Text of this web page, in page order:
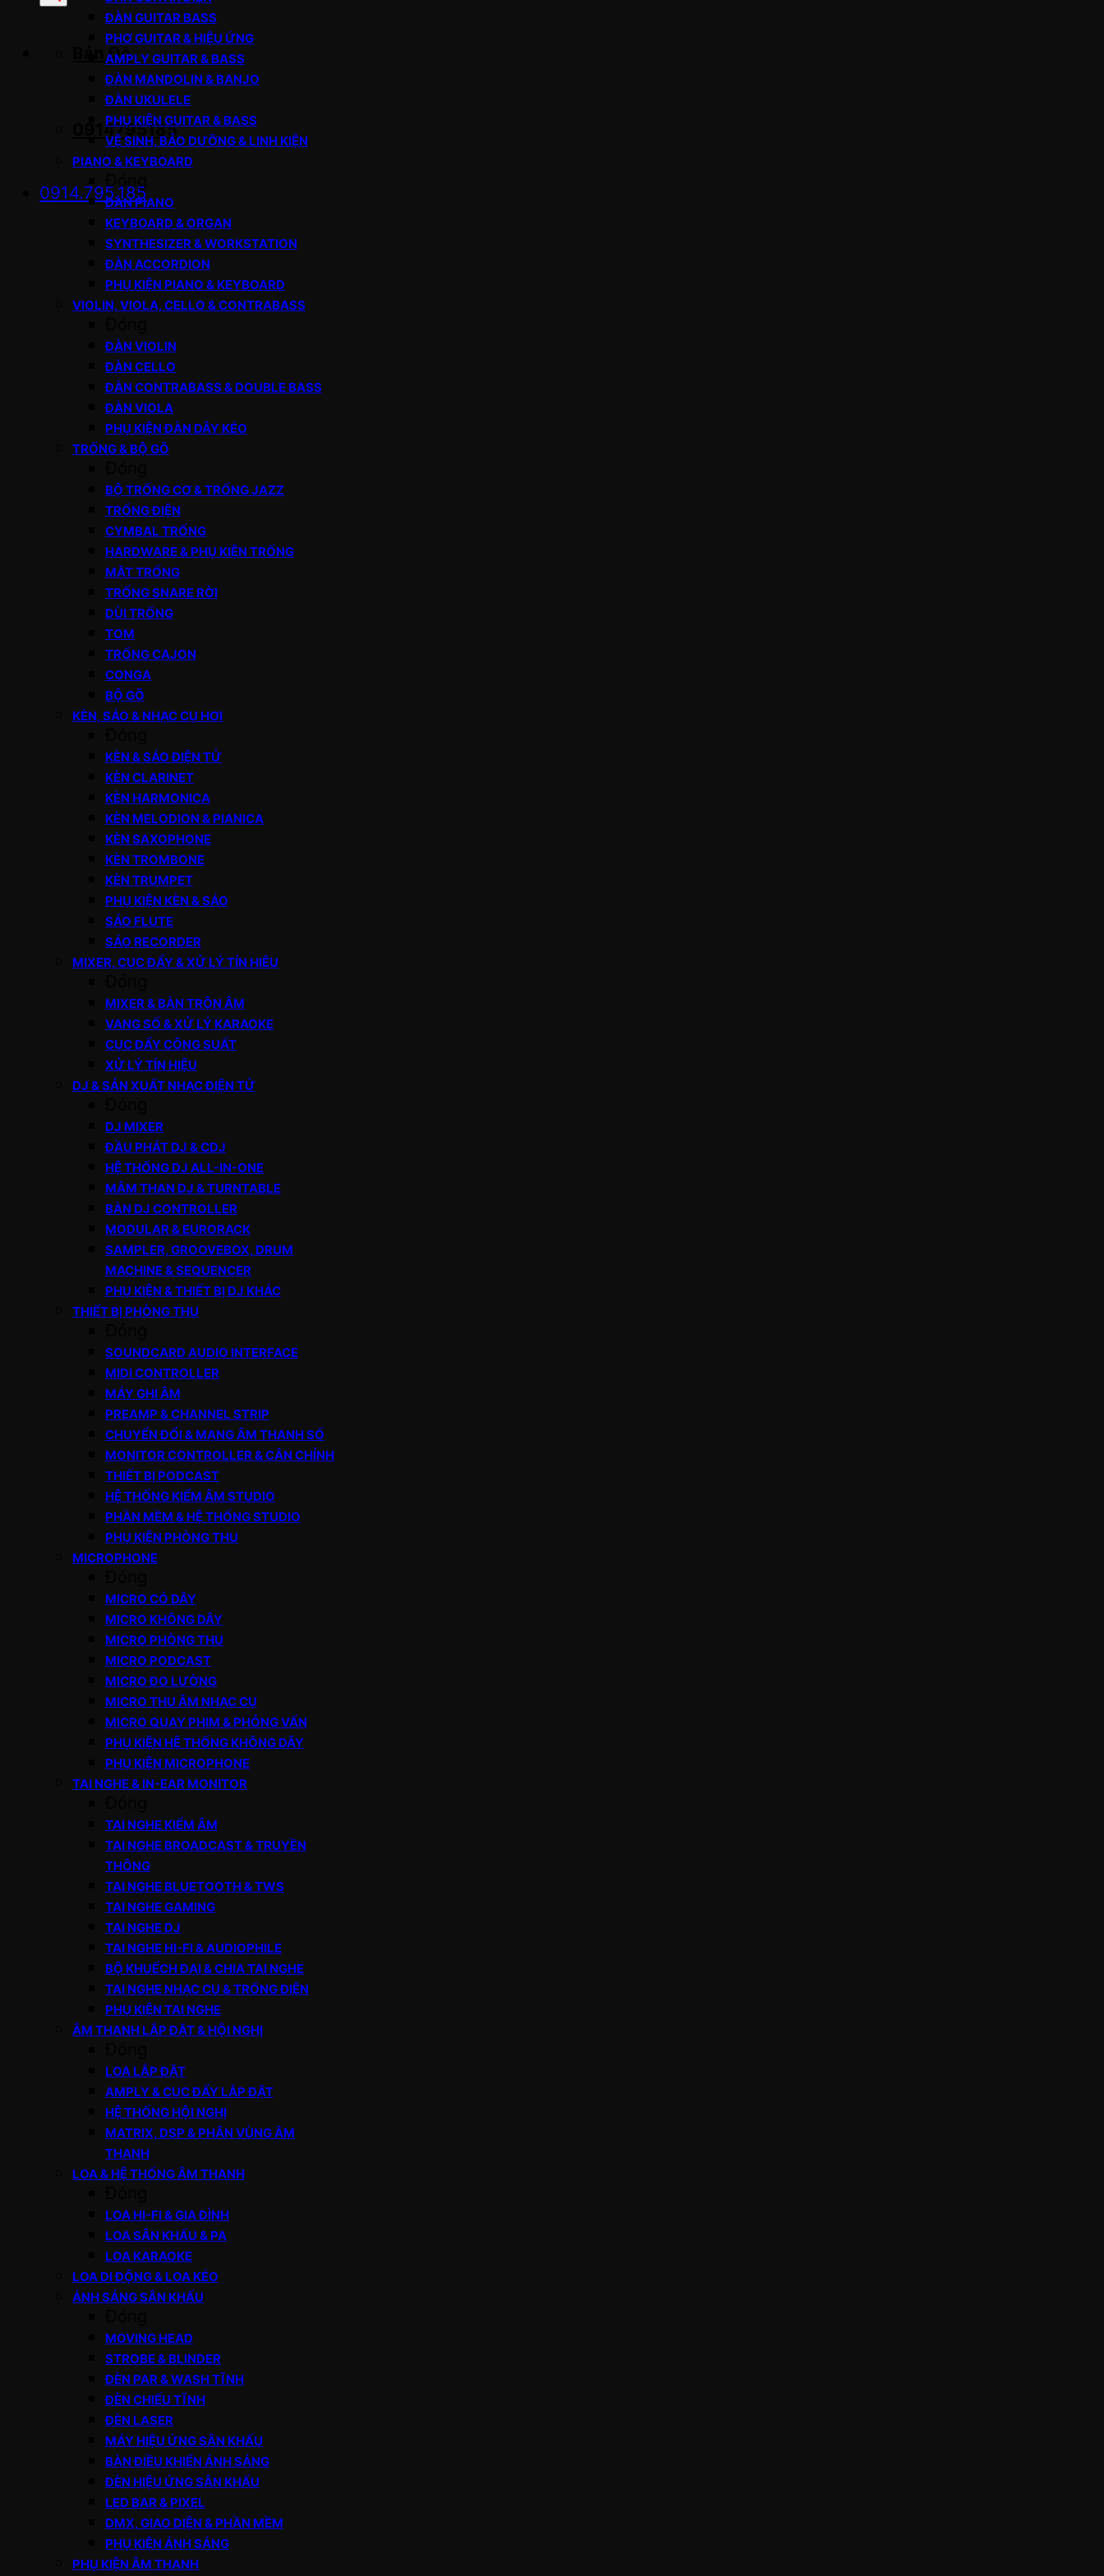
Bản Đồ
0914795185
0914.795.185
ĐÀN GUITAR BASS
PHƠ GUITAR & HIỆU ỨNG
AMPLY GUITAR & BASS
ĐÀN MANDOLIN & BANJO
ĐÀN UKULELE
PHỤ KIỆN GUITAR & BASS
VỆ SINH, BẢO DƯỠNG & LINH KIỆN
PIANO & KEYBOARD
ĐÀN PIANO
KEYBOARD & ORGAN
SYNTHESIZER & WORKSTATION
ĐÀN ACCORDION
PHỤ KIỆN PIANO & KEYBOARD
VIOLIN, VIOLA, CELLO & CONTRABASS
ĐÀN VIOLIN
ĐÀN CELLO
ĐÀN CONTRABASS & DOUBLE BASS
ĐÀN VIOLA
PHỤ KIỆN ĐÀN DÂY KÉO
TRỐNG & BỘ GÕ
BỘ TRỐNG CƠ & TRỐNG JAZZ
TRỐNG ĐIỆN
CYMBAL TRỐNG
HARDWARE & PHỤ KIỆN TRỐNG
MẶT TRỐNG
TRỐNG SNARE RỜI
DÙI TRỐNG
TOM
TRỐNG CAJON
CONGA
BỘ GÕ
KÈN, SÁO & NHẠC CỤ HƠI
KÈN & SÁO ĐIỆN TỬ
KÈN CLARINET
KÈN HARMONICA
KÈN MELODION & PIANICA
KÈN SAXOPHONE
KÈN TROMBONE
KÈN TRUMPET
PHỤ KIỆN KÈN & SÁO
SÁO FLUTE
SÁO RECORDER
MIXER, CỤC ĐẨY & XỬ LÝ TÍN HIỆU
MIXER & BÀN TRỘN ÂM
VANG SỐ & XỬ LÝ KARAOKE
CỤC ĐẨY CÔNG SUẤT
XỬ LÝ TÍN HIỆU
DJ & SẢN XUẤT NHẠC ĐIỆN TỬ
DJ MIXER
ĐẦU PHÁT DJ & CDJ
HỆ THỐNG DJ ALL-IN-ONE
MÂM THAN DJ & TURNTABLE
BÀN DJ CONTROLLER
MODULAR & EURORACK
SAMPLER, GROOVEBOX, DRUM
MACHINE & SEQUENCER
PHỤ KIỆN & THIẾT BỊ DJ KHÁC
THIẾT BỊ PHÒNG THU
SOUNDCARD AUDIO INTERFACE
MIDI CONTROLLER
MÁY GHI ÂM
PREAMP & CHANNEL STRIP
CHUYỂN ĐỔI & MẠNG ÂM THANH SỐ
MONITOR CONTROLLER & CÂN CHỈNH
THIẾT BỊ PODCAST
HỆ THỐNG KIỂM ÂM STUDIO
PHẦN MỀM & HỆ THỐNG STUDIO
PHỤ KIỆN PHÒNG THU
MICROPHONE
MICRO CÓ DÂY
MICRO KHÔNG DÂY
MICRO PHÒNG THU
MICRO PODCAST
MICRO ĐO LƯỜNG
MICRO THU ÂM NHẠC CỤ
MICRO QUAY PHIM & PHỎNG VẤN
PHỤ KIỆN HỆ THỐNG KHÔNG DÂY
PHỤ KIỆN MICROPHONE
TAI NGHE & IN-EAR MONITOR
TAI NGHE KIỂM ÂM
TAI NGHE BROADCAST & TRUYỀN
THÔNG
TAI NGHE BLUETOOTH & TWS
TAI NGHE GAMING
TAI NGHE DJ
TAI NGHE HI-FI & AUDIOPHILE
BỘ KHUẾCH ĐẠI & CHIA TAI NGHE
TAI NGHE NHẠC CỤ & TRỐNG ĐIỆN
PHỤ KIỆN TAI NGHE
ÂM THANH LẮP ĐẶT & HỘI NGHỊ
LOA LẮP ĐẶT
AMPLY & CỤC ĐẨY LẮP ĐẶT
HỆ THỐNG HỘI NGHỊ
MATRIX, DSP & PHÂN VÙNG ÂM
THANH
LOA & HỆ THỐNG ÂM THANH
LOA HI-FI & GIA ĐÌNH
LOA SÂN KHẤU & PA
LOA KARAOKE
LOA DI ĐỘNG & LOA KÉO
ÁNH SÁNG SÂN KHẤU
MOVING HEAD
STROBE & BLINDER
ĐÈN PAR & WASH TĨNH
ĐÈN CHIẾU TĨNH
ĐÈN LASER
MÁY HIỆU ỨNG SÂN KHẤU
BÀN ĐIỀU KHIỂN ÁNH SÁNG
ĐÈN HIỆU ỨNG SÂN KHẤU
LED BAR & PIXEL
DMX, GIAO DIỆN & PHẦN MỀM
PHỤ KIỆN ÁNH SÁNG
PHỤ KIỆN ÂM THANH